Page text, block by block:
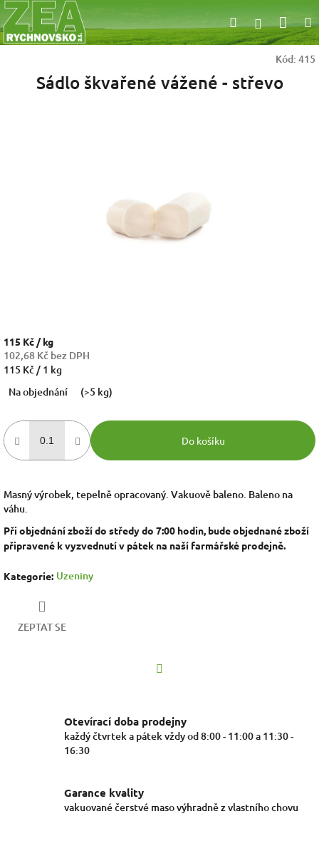
Přejít
na
obsah
HledatPřihlášení
Kód: 415
Sádlo škvařené vážené - střevo
115 Kč / kg
102,68 Kč bez DPH
Měrná
115 Kč / 1 kg
Na objednání
(>5 kg)
Do košíku
Masný výrobek, tepelně opracovaný. Vakuově baleno. Baleno na
váhu.
Při objednání zboží do středy do 7:00 hodin, bude objednané zboží
připravené k vyzvednutí v pátek na naší farmářské prodejně.
Kategorie: Uzeniny
ZEPTAT SE
Otevírací doba prodejny
každý čtvrtek a pátek vždy od 8:00 - 11:00 a 11:30 -
16:30
Garance kvality
vakuované čerstvé maso výhradně z vlastního chovu